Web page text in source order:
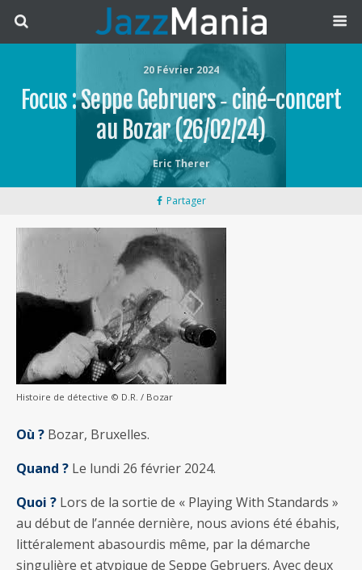
20 Février 2024
Focus : Seppe Gebruers ‐ ciné-concert
au Bozar (26/02/24)
Eric Therer
Partager
Histoire de détective © D.R. / Bozar
Où ? Bozar, Bruxelles.
Quand ? Le lundi 26 février 2024.
Quoi ? Lors de la sortie de « Playing With Standards »
au début de l’année dernière, nous avions été ébahis,
littéralement abasourdis même, par la démarche
singulière et atypique de Seppe Gebruers. Avec deux